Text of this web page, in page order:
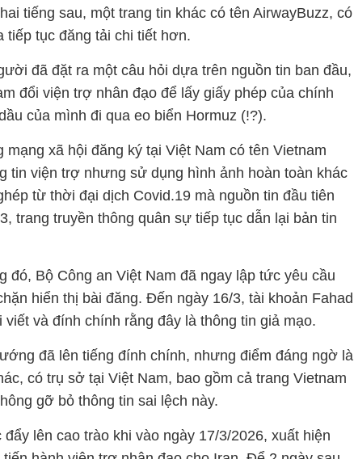
tiếng sau, một trang tin khác có tên AirwayBuzz, có
tiếp tục đăng tải chi tiết hơn.
đã đặt ra một câu hỏi dựa trên nguồn tin ban đầu,
đổi viện trợ nhân đạo để lấy giấy phép của chính
của mình đi qua eo biển Hormuz (!?).
mạng xã hội đăng ký tại Việt Nam có tên Vietnam
tin viện trợ nhưng sử dụng hình ảnh hoàn toàn khác
từ thời đại dịch Covid.19 mà nguồn tin đầu tiên
trang truyền thông quân sự tiếp tục dẫn lại bản tin
đó, Bộ Công an Việt Nam đã ngay lập tức yêu cầu
hiển thị bài đăng. Đến ngày 16/3, tài khoản Fahad
và đính chính rằng đây là thông tin giả mạo.
đã lên tiếng đính chính, nhưng điểm đáng ngờ là
có trụ sở tại Việt Nam, bao gồm cả trang Vietnam
gỡ bỏ thông tin sai lệch này.
lên cao trào khi vào ngày 17/3/2026, xuất hiện